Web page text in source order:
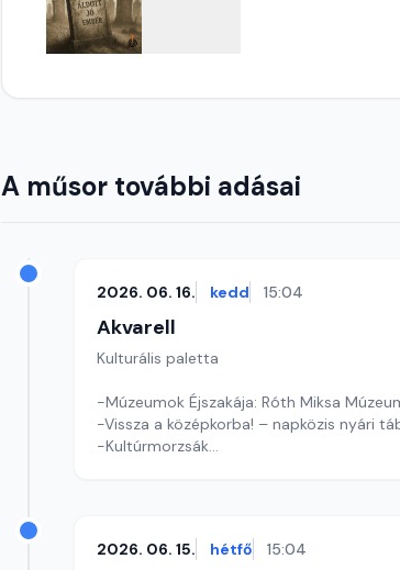
A műsor további adásai
2026. 06. 16. kedd 15:04
Akvarell
Kulturális paletta
-Múzeumok Éjszakája: Róth Miksa
-Vissza a középkorba! – napközis nyári
-Kultúrmorzsák
2026. 06. 15. hétfő 15:04